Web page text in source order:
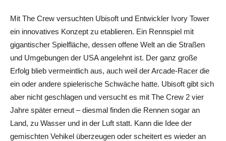
Mit The Crew versuchten Ubisoft und Entwickler Ivory Tower
ein innovatives Konzept zu etablieren. Ein Rennspiel mit
gigantischer Spielfläche, dessen offene Welt an die Straßen
und Umgebungen der USA angelehnt ist. Der ganz große
Erfolg blieb vermeintlich aus, auch weil der Arcade-Racer die
ein oder andere spielerische Schwäche hatte. Ubisoft gibt sich
aber nicht geschlagen und versucht es mit The Crew 2 vier
Jahre später erneut – diesmal finden die Rennen sogar an
Land, zu Wasser und in der Luft statt. Kann die Idee der
gemischten Vehikel überzeugen oder scheitert es wieder an